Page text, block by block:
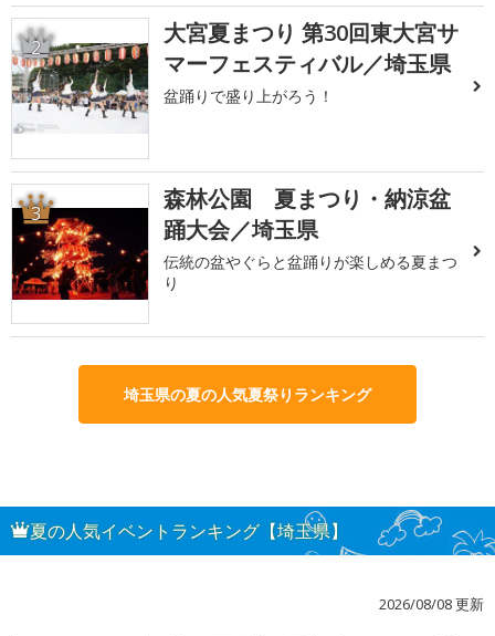
2
大宮夏まつり 第30回東大宮サ
マーフェスティバル／埼玉県
盆踊りで盛り上がろう！
3
森林公園 夏まつり・納涼盆
踊大会／埼玉県
伝統の盆やぐらと盆踊りが楽しめる夏まつ
り
埼玉県の夏の人気夏祭りランキング
夏の人気イベントランキング【埼玉県】
2026/08/08 更新